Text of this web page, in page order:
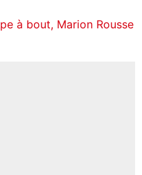
à bout, Marion Rousse